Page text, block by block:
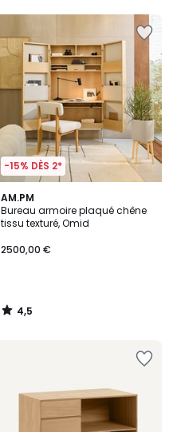
-15% DÈS 2*
AM.PM
Bureau armoire plaqué chêne
tissu texturé, Omid
2500,00 €
4,5
/ 5
4,5
/